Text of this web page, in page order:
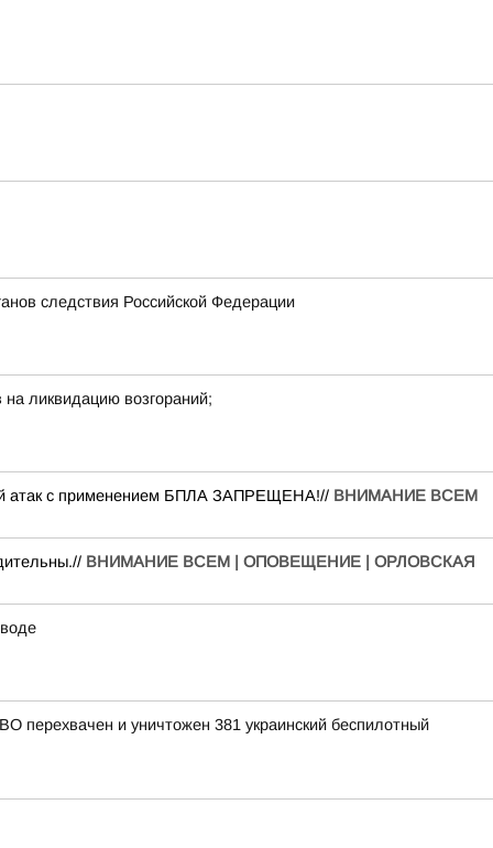
следствия Российской Федерации
ликвидацию возгораний;
атак с применением БПЛА ЗАПРЕЩЕНА!// ВНИМАНИЕ ВСЕМ
ВНИМАНИЕ ВСЕМ | ОПОВЕЩЕНИЕ | ОРЛОВСКАЯ
и уничтожен 381 украинский беспилотный